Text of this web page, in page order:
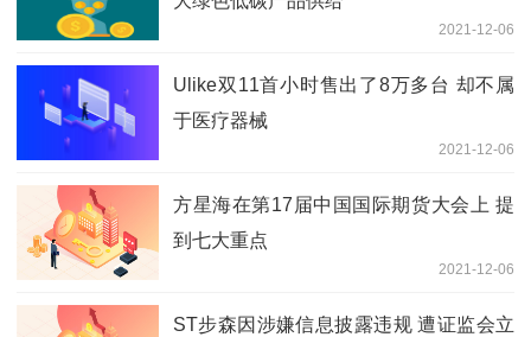
2021-12-06
Ulike双11首小时售出了8万多台 却不属
于医疗器械
2021-12-06
方星海在第17届中国国际期货大会上 提
到七大重点
2021-12-06
ST步森因涉嫌信息披露违规 遭证监会立